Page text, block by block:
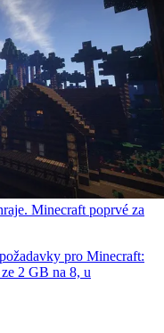
Minecraft poprvé za
pro Minecraft:
2 GB na 8, u